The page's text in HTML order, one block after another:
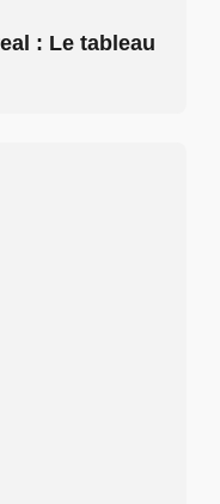
: Le tableau